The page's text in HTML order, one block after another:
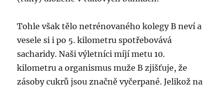
Tohle však tělo netrénovaného kolegy B neví a
vesele si i po 5. kilometru spotřebovává
sacharidy. Naši výletníci míjí metu 10.
kilometru a organismus muže B zjišťuje, že
zásoby cukrů jsou značně vyčerpané. Jelikož na